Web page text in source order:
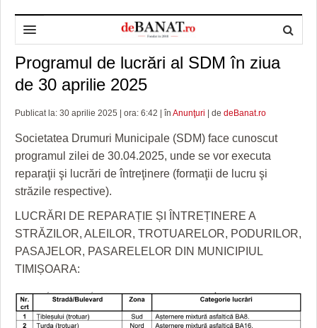
HOME
DESPRE NOI
REDACȚIA DEBANAT
POLITICA DE COOKIES
POLITICA DE CONFIDENȚIALITATE
ADMINISTRAȚIE
PRIMĂRIA TIMIŞOARA
CONSILIUL JUDEŢEAN TIMIŞ
PREFECTURA TIMIŞ
POLITICĂ
POLITICA
SPORT
POLI TIMISOARA
ALTE SPORTURI
OPINII
ETICA LUCIDITĂȚII ASISTATE
ZÂMBETE AMARE
GRĂDINA TAICII DOMNULUI
TIMP LIBER
CULTURA
CRONICĂ DE FILM
ECONOMIC
MAI MULTE
ACCIDENTE
Programul de lucrări al SDM în ziua
de 30 aprilie 2025
Publicat la: 30 aprilie 2025 | ora: 6:42 | în Anunţuri | de deBanat.ro
Societatea Drumuri Municipale (SDM) face cunoscut
programul zilei de 30.04.2025, unde se vor executa
reparaţii şi lucrări de întreţinere (formaţii de lucru şi
străzile respective).
LUCRĂRI DE REPARAȚIE ȘI ÎNTREȚINERE A
STRĂZILOR, ALEILOR, TROTUARELOR, PODURILOR,
PASAJELOR, PASARELELOR DIN MUNICIPIUL
TIMIȘOARA: